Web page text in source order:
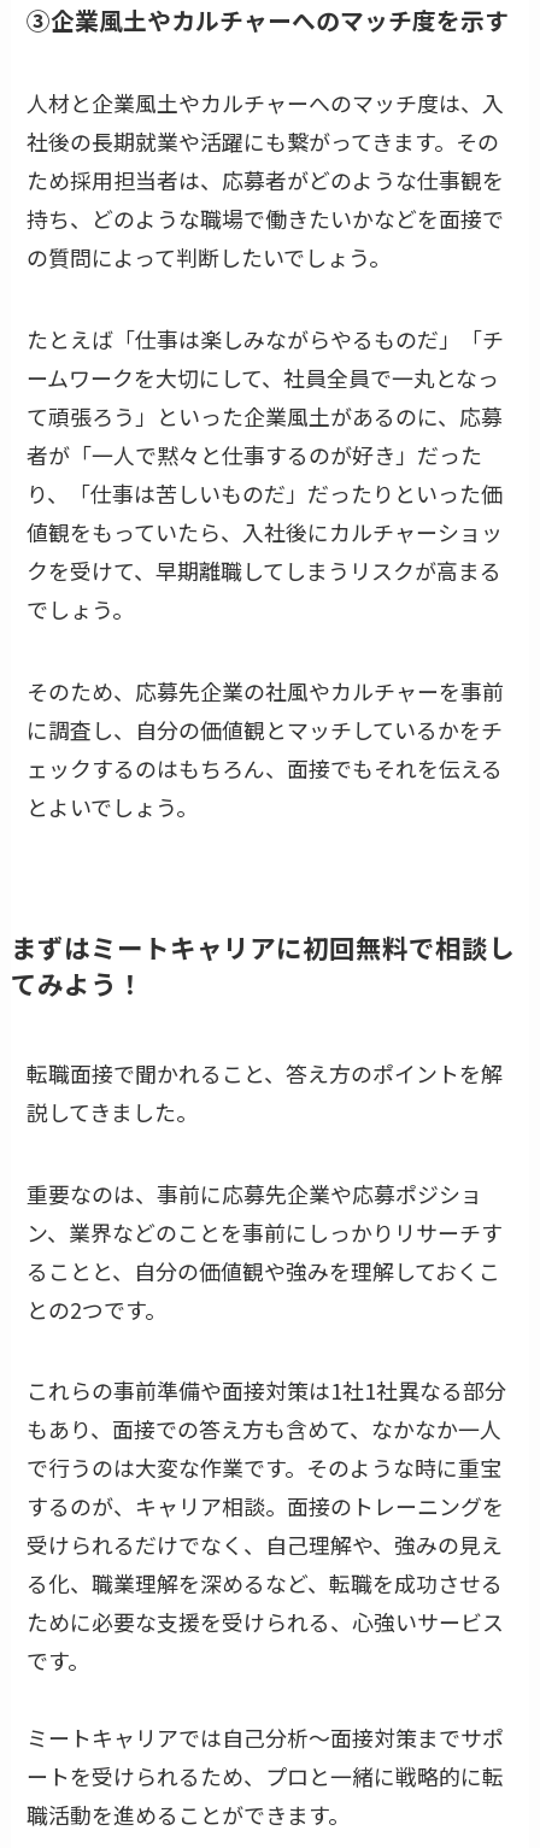
③企業風土やカルチャーへのマッチ度を示す
人材と企業風土やカルチャーへのマッチ度は、入
社後の長期就業や活躍にも繋がってきます。その
ため採用担当者は、応募者がどのような仕事観を
持ち、どのような職場で働きたいかなどを面接で
の質問によって判断したいでしょう。
たとえば「仕事は楽しみながらやるものだ」「チ
ームワークを大切にして、社員全員で一丸となっ
て頑張ろう」といった企業風土があるのに、応募
者が「一人で黙々と仕事するのが好き」だった
り、「仕事は苦しいものだ」だったりといった価
値観をもっていたら、入社後にカルチャーショッ
クを受けて、早期離職してしまうリスクが高まる
でしょう。
そのため、応募先企業の社風やカルチャーを事前
に調査し、自分の価値観とマッチしているかをチ
ェックするのはもちろん、面接でもそれを伝える
とよいでしょう。
まずはミートキャリアに初回無料で相談し
てみよう！
転職面接で聞かれること、答え方のポイントを解
説してきました。
重要なのは、事前に応募先企業や応募ポジショ
ン、業界などのことを事前にしっかりリサーチす
ることと、自分の価値観や強みを理解しておくこ
との2つです。
これらの事前準備や面接対策は1社1社異なる部分
もあり、面接での答え方も含めて、なかなか一人
で行うのは大変な作業です。そのような時に重宝
するのが、キャリア相談。面接のトレーニングを
受けられるだけでなく、自己理解や、強みの見え
る化、職業理解を深めるなど、転職を成功させる
ために必要な支援を受けられる、心強いサービス
です。
ミートキャリアでは自己分析〜面接対策までサポ
ートを受けられるため、プロと一緒に戦略的に転
職活動を進めることができます。